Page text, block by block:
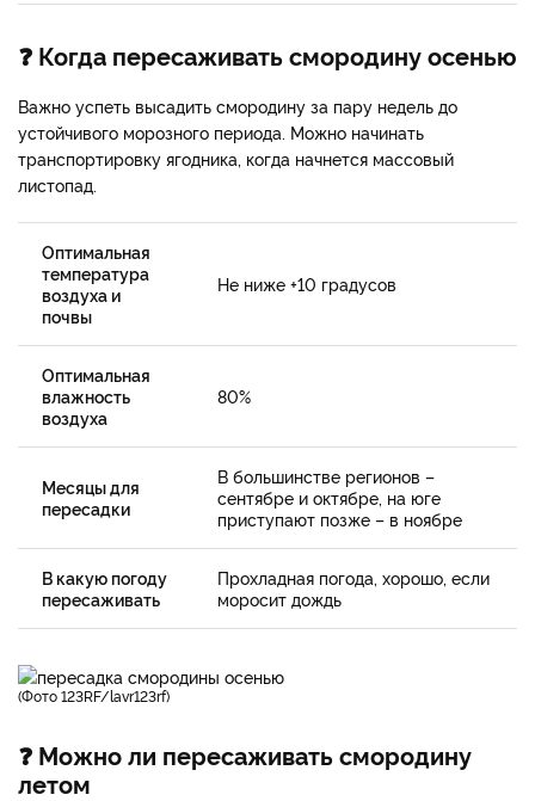
❓ Когда пересаживать смородину осенью
Важно успеть высадить смородину за пару недель до
устойчивого морозного периода. Можно начинать
транспортировку ягодника, когда начнется массовый
листопад.
Оптимальная
температура
воздуха и
почвы
Не ниже +10 градусов
Оптимальная
влажность
воздуха
80%
Месяцы для
пересадки
В большинстве регионов –
сентябре и октябре, на юге
приступают позже – в ноябре
В какую погоду
пересаживать
Прохладная погода, хорошо, если
моросит дождь
(фото 123RF/lavr123rf)
❓ Можно ли пересаживать смородину
летом